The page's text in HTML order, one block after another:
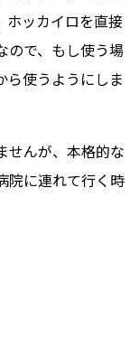
ホッカイロを直接
ので、もし使う場
ら使うようにしま
せんが、本格的な
院に連れて行く時